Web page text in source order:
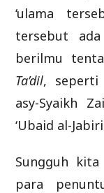
‘ulama
tersebut
berilmu
Ta’dil, seperti
asy-Syaikh
‘Ubaid al-
Sungguh
para